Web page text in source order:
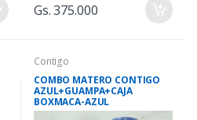
Gs. 375.000
Contigo
COMBO MATERO CONTIGO
AZUL+GUAMPA+CAJA
BOXMACA-AZUL